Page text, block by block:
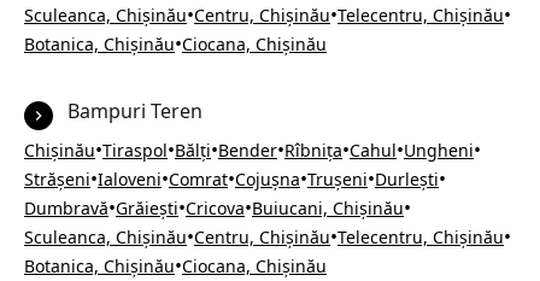
Sculeanca, Chișinău•Centru, Chișinău•Telecentru, Chișinău•
Botanica, Chișinău•Ciocana, Chișinău
Bampuri Teren
Chișinău•Tiraspol•Bălți•Bender•Rîbnița•Cahul•Ungheni•
Strășeni•Ialoveni•Comrat•Cojușna•Trușeni•Durlești•
Dumbravă•Grăiești•Cricova•Buiucani, Chișinău•
Sculeanca, Chișinău•Centru, Chișinău•Telecentru, Chișinău•
Botanica, Chișinău•Ciocana, Chișinău